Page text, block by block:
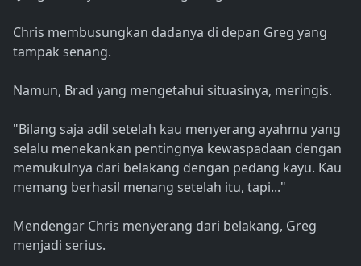
Chris membusungkan dadanya di depan Greg yang
tampak senang.
Namun, Brad yang mengetahui situasinya, meringis.
"Bilang saja adil setelah kau menyerang ayahmu yang
selalu menekankan pentingnya kewaspadaan dengan
memukulnya dari belakang dengan pedang kayu. Kau
memang berhasil menang setelah itu, tapi..."
Mendengar Chris menyerang dari belakang, Greg
menjadi serius.